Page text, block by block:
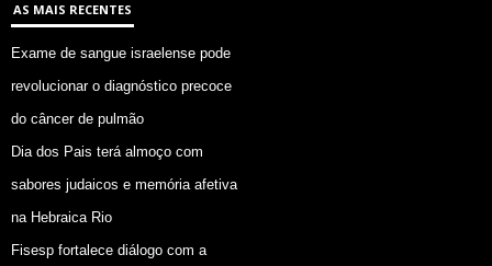
AS MAIS RECENTES
Exame de sangue israelense pode
revolucionar o diagnóstico precoce
do câncer de pulmão
Dia dos Pais terá almoço com
sabores judaicos e memória afetiva
na Hebraica Rio
Fisesp fortalece diálogo com a